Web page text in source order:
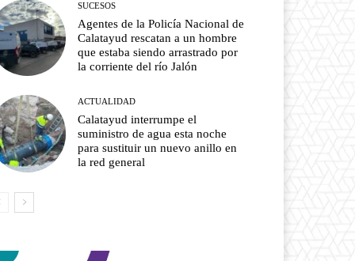
SUCESOS
Agentes de la Policía Nacional de
Calatayud rescatan a un hombre
que estaba siendo arrastrado por
la corriente del río Jalón
ACTUALIDAD
Calatayud interrumpe el
suministro de agua esta noche
para sustituir un nuevo anillo en
la red general